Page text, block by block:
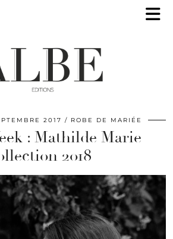
2017 ROBE DE MARIÉE
: Mathilde Marie
2018